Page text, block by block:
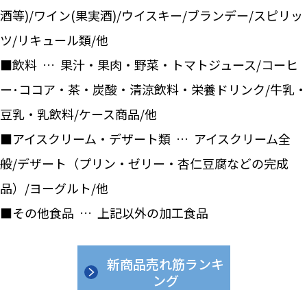
酒等)/ワイン(果実酒)/ウイスキー/ブランデー/スピリッ
ツ/リキュール類/他
■飲料 … 果汁・果肉・野菜・トマトジュース/コーヒ
ー･ココア・茶・炭酸・清涼飲料・栄養ドリンク/牛乳・
豆乳・乳飲料/ケース商品/他
■アイスクリーム・デザート類 … アイスクリーム全
般/デザート（プリン・ゼリー・杏仁豆腐などの完成
品）/ヨーグルト/他
■その他食品 … 上記以外の加工食品
新商品売れ筋ランキ
ング